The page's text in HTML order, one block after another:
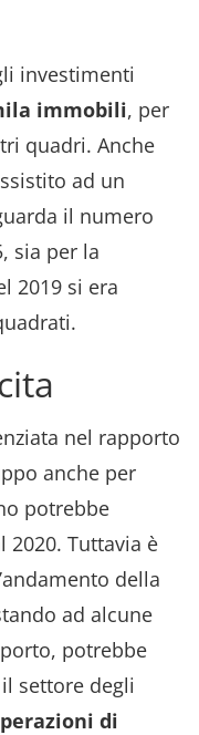
investimenti
immobili, per
quadri. Anche
ad un
il numero
sia per la
2019 si era
nel rapporto
anche per
potrebbe
2020. Tuttavia è
della
ad alcune
potrebbe
settore degli
di